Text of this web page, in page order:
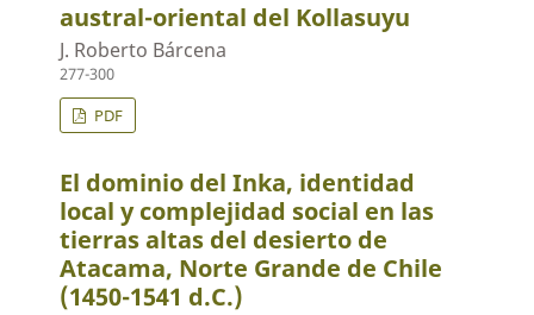
austral-oriental del Kollasuyu
J. Roberto Bárcena
277-300
PDF
El dominio del Inka, identidad
local y complejidad social en las
tierras altas del desierto de
Atacama, Norte Grande de Chile
(1450-1541 d.C.)